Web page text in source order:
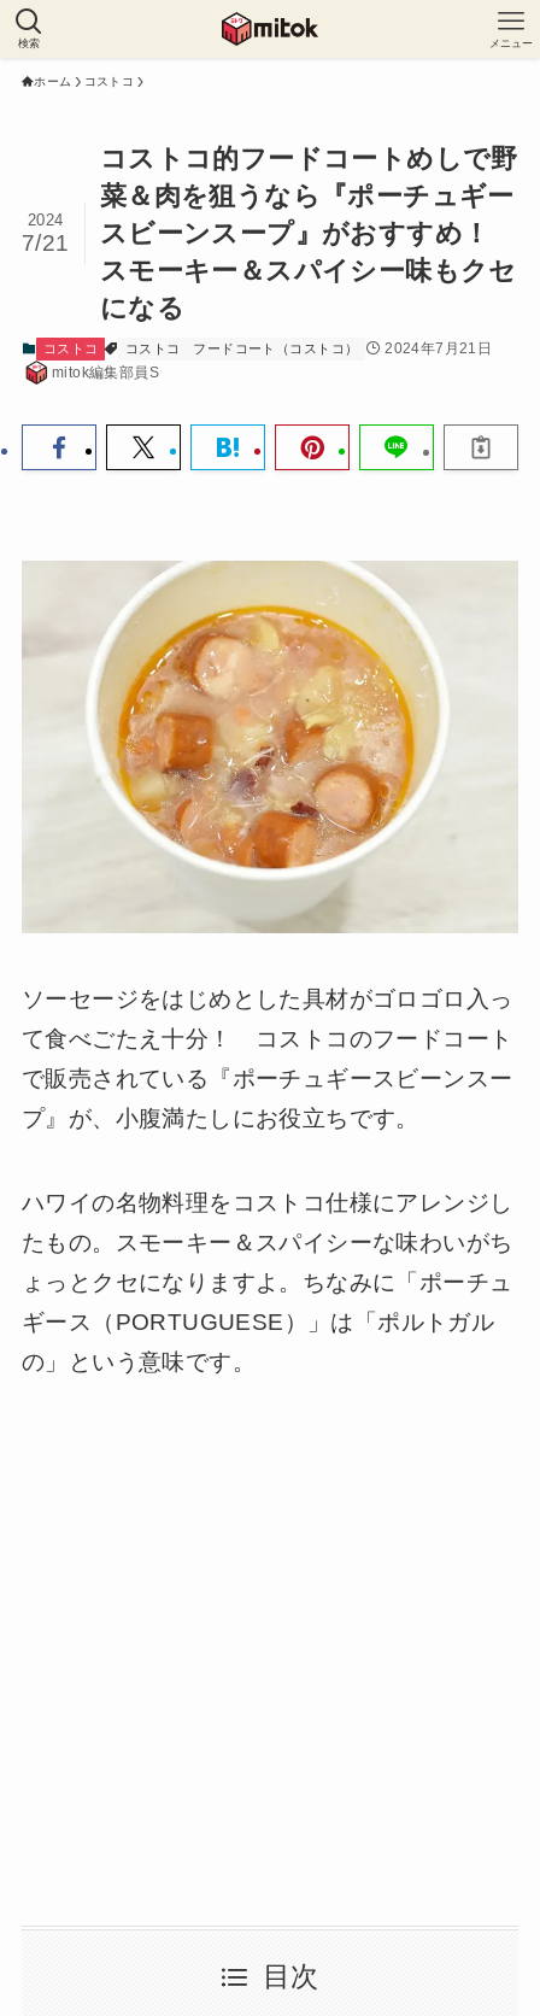
検索 メニュー
ホーム コストコ
コストコ的フードコートめしで野
菜＆肉を狙うなら『ポーチュギー
スビーンスープ』がおすすめ！
スモーキー＆スパイシー味もクセ
になる
2024
7/21
コストコ コストコ フードコート（コストコ）
2024年7月21日
mitok編集部員S
ソーセージをはじめとした具材がゴロゴロ入っ
て食べごたえ十分！ コストコのフードコート
で販売されている『ポーチュギースビーンスー
プ』が、小腹満たしにお役立ちです。
ハワイの名物料理をコストコ仕様にアレンジし
たもの。スモーキー＆スパイシーな味わいがち
ょっとクセになりますよ。ちなみに「ポーチュ
ギース（PORTUGUESE）」は「ポルトガル
の」という意味です。
目次